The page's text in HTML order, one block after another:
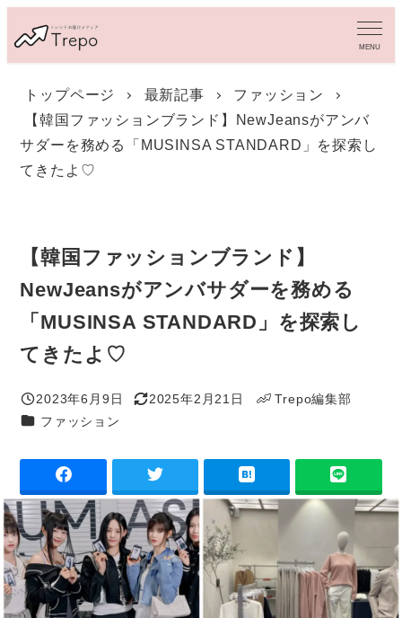
イ
MENU
トップページ 最新記事
ファッション
【韓国ファッションブランド】NewJeansがアンバ
サダーを務める「MUSINSA STANDARD」を探索し
てきたよ♡
【韓国ファッションブランド】
NewJeansがアンバサダーを務める
「MUSINSA STANDARD」を探索し
てきたよ♡
投稿日
2023年6月9日
更新日
2025年2月21日
Trepo編集部
カテゴリー
ファッション